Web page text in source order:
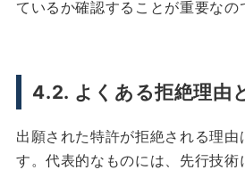
ているか確認することが重要なの
4.2. よくある拒絶理由
出願された特許が拒絶される理由
す。代表的なものには、先行技術